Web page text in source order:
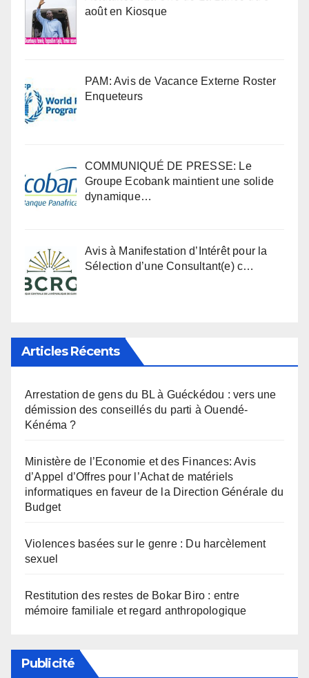
août en Kiosque
PAM: Avis de Vacance Externe Roster
Enqueteurs
COMMUNIQUÉ DE PRESSE: Le
Groupe Ecobank maintient une solide
dynamique…
Avis à Manifestation d’Intérêt pour la
Sélection d’une Consultant(e) c…
Articles Récents
Arrestation de gens du BL à Guéckédou : vers une
démission des conseillés du parti à Ouendé-
Kénéma ?
Ministère de l’Economie et des Finances: Avis
d’Appel d’Offres pour l’Achat de matériels
informatiques en faveur de la Direction Générale du
Budget
Violences basées sur le genre : Du harcèlement
sexuel
Restitution des restes de Bokar Biro : entre
mémoire familiale et regard anthropologique
Publicité